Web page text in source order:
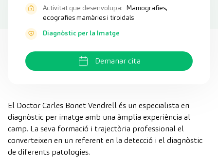
Activitat que desenvolupa: Mamografies,
ecografies mamàries i tiroidals
Diagnòstic per la Imatge
Demanar cita
El Doctor Carles Bonet Vendrell és un especialista en
diagnòstic per imatge amb una àmplia experiència al
camp. La seva formació i trajectòria professional el
converteixen en un referent en la detecció i el diagnòstic
de diferents patologies.